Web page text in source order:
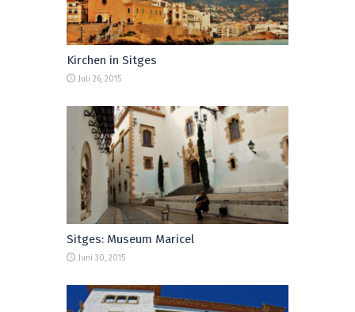
Kirchen in Sitges
Juli 26, 2015
Sitges: Museum Maricel
Juni 30, 2015